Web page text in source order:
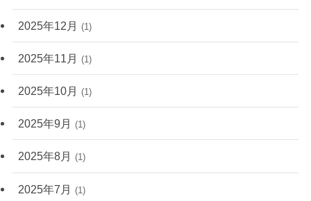
2025年12月 (1)
2025年11月 (1)
2025年10月 (1)
2025年9月 (1)
2025年8月 (1)
2025年7月 (1)